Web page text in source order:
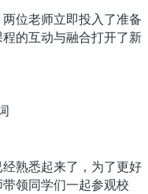
位老师立即投入了准备
的互动与融合打开了新
熟悉起来了，为了更好
领同学们一起参观校